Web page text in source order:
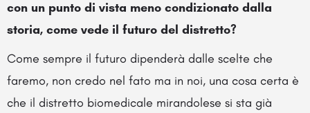
con un punto di vista meno condizionato dalla
storia, come vede il futuro del distretto?
Come sempre il futuro dipenderà dalle scelte che
faremo, non credo nel fato ma in noi, una cosa certa è
che il distretto biomedicale mirandolese si sta già